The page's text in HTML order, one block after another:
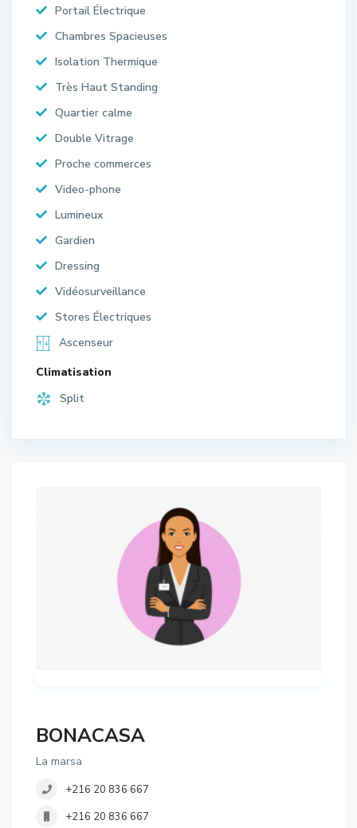
Portail Électrique
Chambres Spacieuses
Isolation Thermique
Très Haut Standing
Quartier calme
Double Vitrage
Proche commerces
Video-phone
Lumineux
Gardien
Dressing
Vidéosurveillance
Stores Électriques
Ascenseur
Climatisation
Split
BONACASA
La marsa
+216 20 836 667
+216 20 836 667